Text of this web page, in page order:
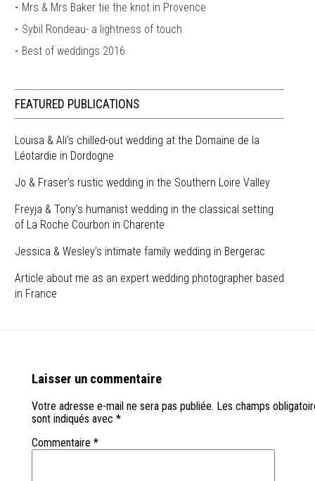
Mrs & Mrs Baker tie the knot in Provence
Sybil Rondeau- a lightness of touch
Best of weddings 2016
FEATURED PUBLICATIONS
Louisa & Ali’s chilled-out wedding at the Domaine de la
Léotardie in Dordogne
Jo & Fraser’s rustic wedding in the Southern Loire Valley
Freyja & Tony’s humanist wedding in the classical setting
of La Roche Courbon in Charente
Jessica & Wesley’s intimate family wedding in Bergerac
Article about me as an expert wedding photographer based
in France
Laisser un commentaire
Votre adresse e-mail ne sera pas publiée. Les champs
sont indiqués avec *
Commentaire *